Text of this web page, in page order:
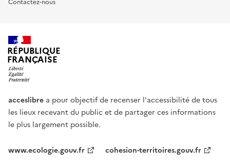
RÉPUBLIQUE
FRANÇAISE
acceslibre a pour objectif de recenser l'accessibilité de tous
les lieux recevant du public et de partager ces informations
le plus largement possible.
www.ecologie.gouv.fr
cohesion-territoires.gouv.fr